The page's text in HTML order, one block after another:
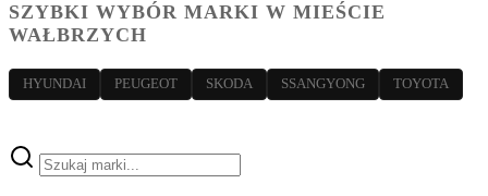
SZYBKI WYBÓR MARKI W MIEŚCIE
WAŁBRZYCH
HYUNDAI PEUGEOT SKODA SSANGYONG TOYOTA